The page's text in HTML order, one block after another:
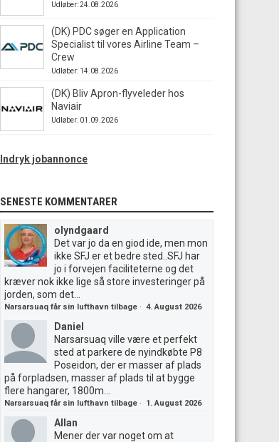
Udløber: 24.08.2026
(DK) PDC søger en Application
Specialist til vores Airline Team –
Crew
Udløber: 14.08.2026
(DK) Bliv Apron-flyveleder hos
Naviair
Udløber: 01.09.2026
Indryk jobannonce
SENESTE KOMMENTARER
olyndgaard
Det var jo da en giod ide, men mon
ikke SFJ er et bedre sted..SFJ har
jo i forvejen faciliteterne og det
kræver nok ikke lige så store investeringer på
jorden, som det...
Narsarsuaq får sin lufthavn tilbage · 4. August 2026
Daniel
Narsarsuaq ville være et perfekt
sted at parkere de nyindkøbte P8
Poseidon, der er masser af plads
på forpladsen, masser af plads til at bygge
flere hangarer, 1800m...
Narsarsuaq får sin lufthavn tilbage · 1. August 2026
Allan
Mener der var noget om at